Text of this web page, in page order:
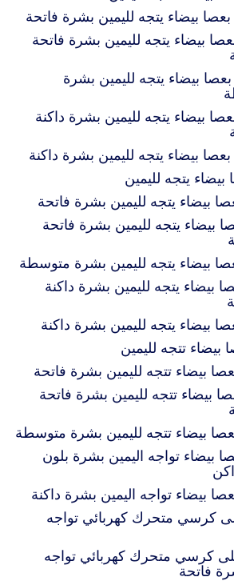
بيضاء يتجه لليمين بشرة فاتحة
بيضاء يتجه لليمين بشرة فاتحة
بيضاء يتجه لليمين بشرة
بيضاء يتجه لليمين بشرة داكنة
بيضاء يتجه لليمين بشرة داكنة
يتجه لليمين
بيضاء يتجه لليمين بشرة فاتحة
بيضاء يتجه لليمين بشرة فاتحة
بيضاء يتجه لليمين بشرة متوسطة
بيضاء يتجه لليمين بشرة داكنة
بيضاء يتجه لليمين بشرة داكنة
بيضاء تتجه لليمين
بيضاء تتجه لليمين بشرة فاتحة
بيضاء تتجه لليمين بشرة فاتحة
بيضاء تتجه لليمين بشرة متوسطة
بيضاء تواجه اليمين بشرة بلون
بيضاء تواجه اليمين بشرة داكنة
متحرك كهربائي تواجه
كرسي متحرك كهربائي تواجه
فاتحة